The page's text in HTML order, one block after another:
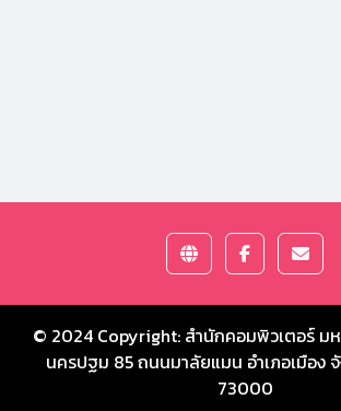
© 2024 Copyright: สำนักคอมพิวเตอร์ ม
นครปฐม 85 ถนนมาลัยแมน อำเภอเมือง
73000